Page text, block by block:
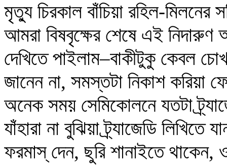
মৃত্যু চিরকাল বাঁচিয়া রহিল-মিলনের
আমরা বিষবৃক্ষের শেষে এই নিদারুণ
দেখিতে পাইলাম–বাকীটুকু কেবল
জানেন না, সমস্তটা নিকাশ করিয়া
অনেক সময় সেমিকোলনে যতটা
যাঁহারা না বুঝিয়া ট্র্যাজেডি
ফরমাস্‌ দেন, ছুরি শানাইতে